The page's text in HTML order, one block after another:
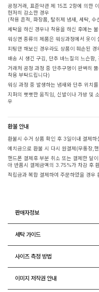
공정거래, 표준약관 제 15조 2항에 의한
현저히 감소한 경우
(착용 흔적, 화장품, 탈취제 냄새, 세탁, 수
세탁을 하신 경우나 착용을 하신 후에는
워싱면 종류의 제품은 워싱과정에서 옷이
피팅만 해보신 경우라도 상품이 훼손된
배송 시 생긴 구김, 단추 바느질의 느슨함
거래처 공정 과정 중 단추구멍이 완벽히
착용 부탁드립니다)
워싱 과정 중 발생하는 냄새와 단추 위치
지퍼의 뻣뻣한 움직임, 신발이나 가방 및
우
환불 안내
환불시 수거 상품 확인 후 3일이내 결제하
예치금으로 환불 시 다시 원결제(무통장,
핸드폰 결제후 부분 취소 또는 결제한 달
아 반품시 결제금액의 3.75%가 차감 후
적립금과 복합 결제하여 주문하였을 경우
판매자정보
세탁 가이드
사이즈 측정 방법
이미지 저작권 안내